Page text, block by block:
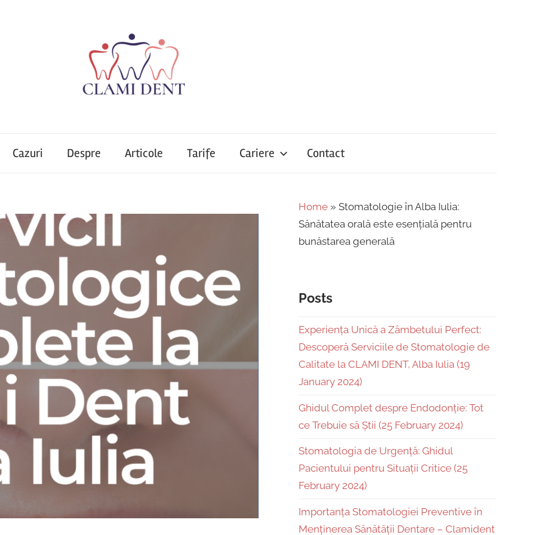
Cazuri Despre Articole Tarife Cariere Contact
Home » Stomatologie în Alba Iulia:
Sănătatea orală este esențială pentru
bunăstarea generală
Posts
Experiența Unică a Zâmbetului Perfect:
Descoperă Serviciile de Stomatologie de
Calitate la CLAMI DENT, Alba Iulia (19
January 2024)
Ghidul Complet despre Endodonție: Tot
ce Trebuie să Știi (25 February 2024)
Stomatologia de Urgență: Ghidul
Pacientului pentru Situații Critice (25
February 2024)
Importanța Stomatologiei Preventive în
Menținerea Sănătății Dentare – Clamident